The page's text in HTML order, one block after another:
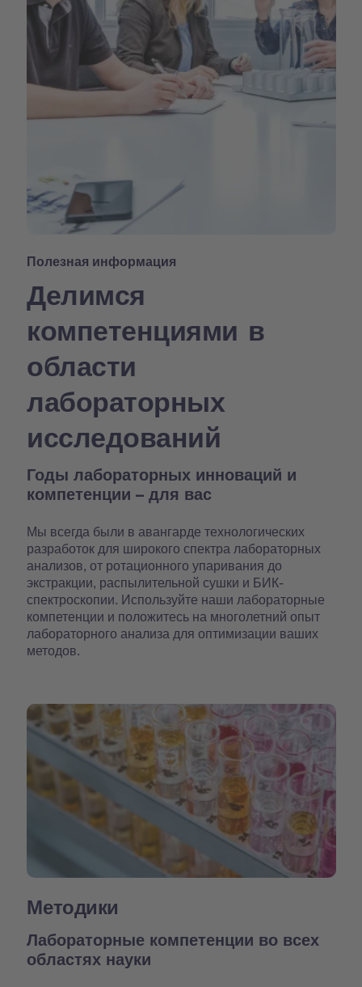
Полезная информация
Делимся
компетенциями в
области
лабораторных
исследований
Годы лабораторных инноваций и
компетенции – для вас
Мы всегда были в авангарде технологических
разработок для широкого спектра лабораторных
анализов, от ротационного упаривания до
экстракции, распылительной сушки и БИК-
спектроскопии. Используйте наши лабораторные
компетенции и положитесь на многолетний опыт
лабораторного анализа для оптимизации ваших
методов.
Методики
Лабораторные компетенции во всех
областях науки